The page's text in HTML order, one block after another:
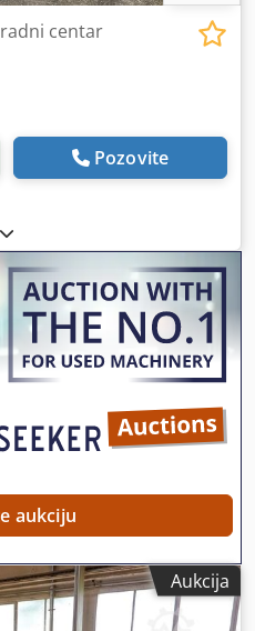
centar
Pozovite
aukciju
Aukcija